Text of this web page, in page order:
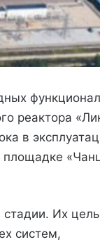
реактора
в
стадии. Их
систем,